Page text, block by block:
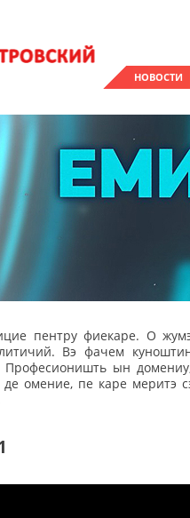
НОВОСТИ
пентру фиекаре. О
Вэ фачем
Професионишть ын
омение, пе каре меритэ